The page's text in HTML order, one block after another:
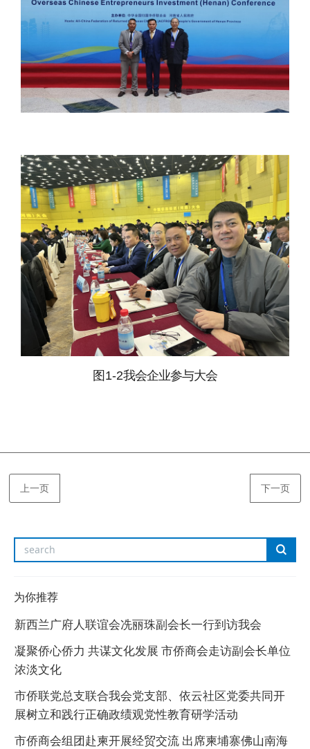
图1-2我会企业参与大会
上一页 下一页
为你推荐
新西兰广府人联谊会冼丽珠副会长一行到访我会
凝聚侨心侨力 共谋文化发展 市侨商会走访副会长单位
浓淡文化
市侨联党总支联合我会党支部、依云社区党委共同开
展树立和践行正确政绩观党性教育研学活动
市侨商会组团赴柬开展经贸交流 出席柬埔寨佛山南海